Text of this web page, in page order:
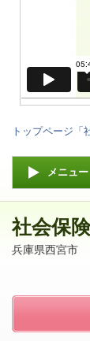
トップページ「
メニュー
社会保
兵庫県西宮市